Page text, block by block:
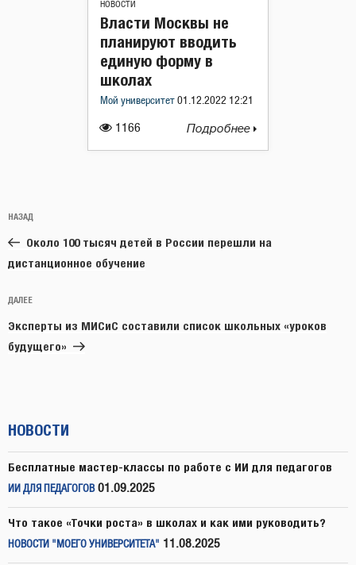
НОВОСТИ
1166
Власти Москвы не
планируют вводить
единую форму в
школах
Мой университет 01.12.2022 12:21
Подробнее
по
записям
Предыдущая
запись:
НАЗАД
Около 100 тысяч детей в России перешли на
дистанционное обучение
Следующая
запись
ДАЛЕЕ
Эксперты из МИСиС составили список школьных «уроков
будущего»
НОВОСТИ
Бесплатные мастер-классы по работе с ИИ для педагогов
ИИ ДЛЯ ПЕДАГОГОВ 01.09.2025
Что такое «Точки роста» в школах и как ими руководить?
НОВОСТИ "МОЕГО УНИВЕРСИТЕТА" 11.08.2025